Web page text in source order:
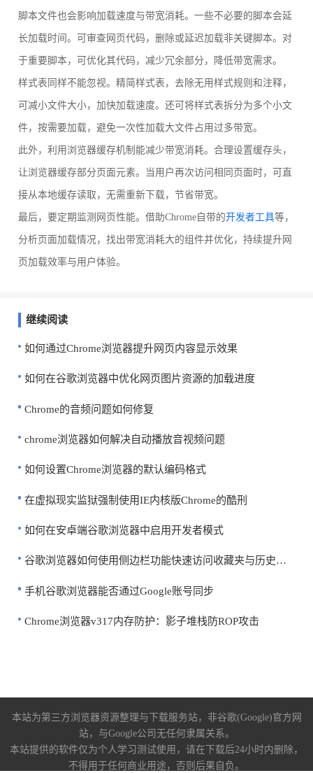
脚本文件也会影响加载速度与带宽消耗。一些不必要的脚本会延
长加载时间。可审查网页代码，删除或延迟加载非关键脚本。对
于重要脚本，可优化其代码，减少冗余部分，降低带宽需求。
样式表同样不能忽视。精简样式表，去除无用样式规则和注释，
可减小文件大小，加快加载速度。还可将样式表拆分为多个小文
件，按需要加载，避免一次性加载大文件占用过多带宽。
此外，利用浏览器缓存机制能减少带宽消耗。合理设置缓存头，
让浏览器缓存部分页面元素。当用户再次访问相同页面时，可直
接从本地缓存读取，无需重新下载，节省带宽。
最后，要定期监测网页性能。借助Chrome自带的开发者工具等，
分析页面加载情况，找出带宽消耗大的组件并优化，持续提升网
页加载效率与用户体验。
继续阅读
如何通过Chrome浏览器提升网页内容显示效果
如何在谷歌浏览器中优化网页图片资源的加载进度
Chrome的音频问题如何修复
chrome浏览器如何解决自动播放音视频问题
如何设置Chrome浏览器的默认编码格式
在虚拟现实监狱强制使用IE内核版Chrome的酷刑
如何在安卓端谷歌浏览器中启用开发者模式
谷歌浏览器如何使用侧边栏功能快速访问收藏夹与历史记录
手机谷歌浏览器能否通过Google账号同步
Chrome浏览器v317内存防护：影子堆栈防ROP攻击
本站为第三方浏览器资源整理与下载服务站，非谷歌(Google)官方网
站，与Google公司无任何隶属关系。
本站提供的软件仅为个人学习测试使用，请在下载后24小时内删除，
不得用于任何商业用途，否则后果自负。